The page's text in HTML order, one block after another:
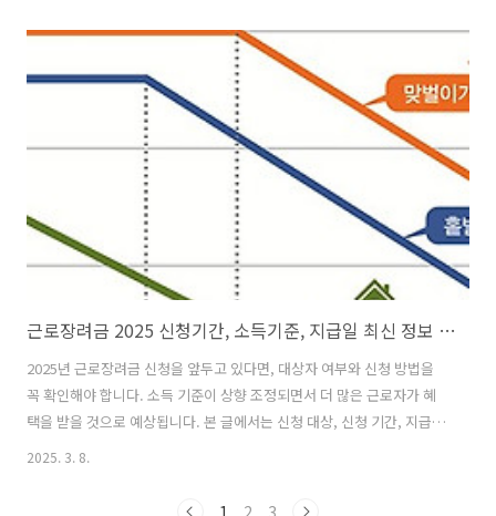
혜택을 놓치지 마세요! 1. 차상위계층이란? – 뜻과 개념 ..
근로장려금 2025 신청기간, 소득기준, 지급일 최신 정보 안내
2025년 근로장려금 신청을 앞두고 있다면, 대상자 여부와 신청 방법을
꼭 확인해야 합니다. 소득 기준이 상향 조정되면서 더 많은 근로자가 혜
택을 받을 것으로 예상됩니다. 본 글에서는 신청 대상, 신청 기간, 지급
액, 지급일 등 2025년 근로장려금의 핵심 정보를 정리했습니다. 1. 근로
2025. 3. 8.
1 2 3